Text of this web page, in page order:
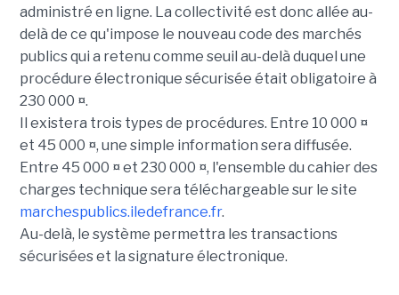
administré en ligne. La collectivité est donc allée au-
delà de ce qu'impose le nouveau code des marchés
publics qui a retenu comme seuil au-delà duquel une
procédure électronique sécurisée était obligatoire à
230 000 ¤.
Il existera trois types de procédures. Entre 10 000 ¤
et 45 000 ¤, une simple information sera diffusée.
Entre 45 000 ¤ et 230 000 ¤, l'ensemble du cahier des
charges technique sera téléchargeable sur le site
marchespublics.iledefrance.fr.
Au-delà, le système permettra les transactions
sécurisées et la signature électronique.